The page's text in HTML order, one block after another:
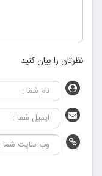
نظرتان را بیان کنید